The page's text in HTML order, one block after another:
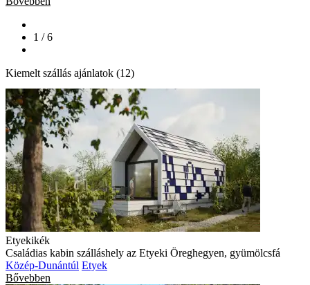
1 / 6
Kiemelt szállás ajánlatok (12)
Etyekikék
Családias kabin szálláshely az Etyeki Öreghegyen, gyümölcsfá
Közép-Dunántúl Etyek
Bővebben